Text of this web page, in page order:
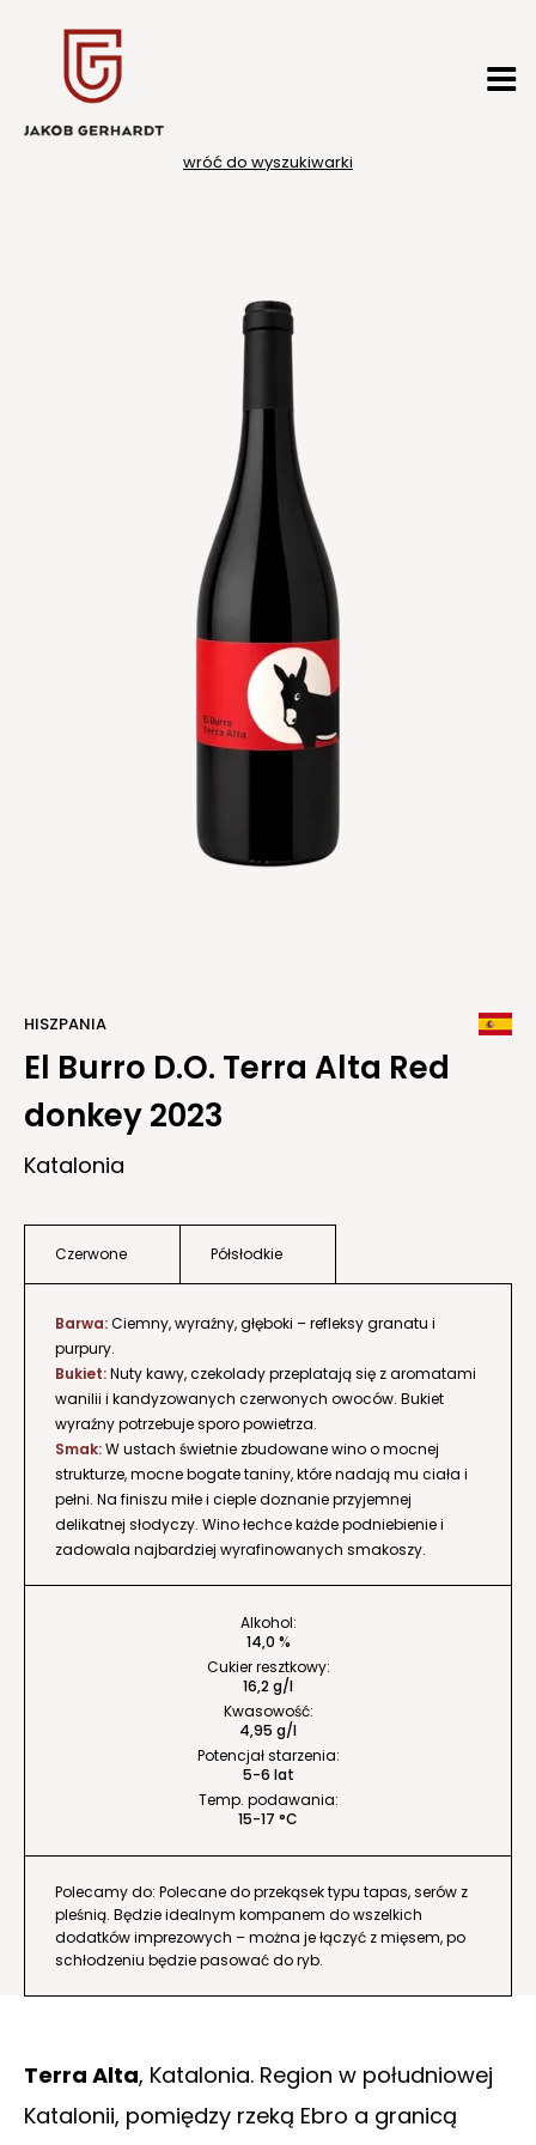
wróć do wyszukiwarki
HISZPANIA
El Burro D.O. Terra Alta Red
donkey 2023
Katalonia
Czerwone Półsłodkie
Barwa:Ciemny, wyraźny, głęboki – refleksy granatu i
purpury.
Bukiet:Nuty kawy, czekolady przeplatają się z aromatami
wanilii i kandyzowanych czerwonych owoców. Bukiet
wyraźny potrzebuje sporo powietrza.
Smak:W ustach świetnie zbudowane wino o mocnej
strukturze, mocne bogate taniny, które nadają mu ciała i
pełni. Na finiszu miłe i cieple doznanie przyjemnej
delikatnej słodyczy. Wino łechce każde podniebienie i
zadowala najbardziej wyrafinowanych smakoszy.
Alkohol:
14,0 %
Cukier resztkowy:
16,2 g/l
Kwasowość:
4,95 g/l
Potencjał starzenia:
5-6 lat
Temp. podawania:
15-17 °C
Polecamy do: Polecane do przekąsek typu tapas, serów z
pleśnią. Będzie idealnym kompanem do wszelkich
dodatków imprezowych – można je łączyć z mięsem, po
schłodzeniu będzie pasować do ryb.
Terra Alta, Katalonia. Region w południowej
Katalonii, pomiędzy rzeką Ebro a granicą